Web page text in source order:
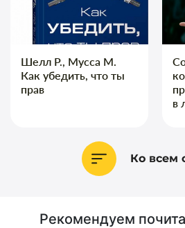
Шелл Р., Мусса М.
Как убедить, что ты
прав
в
Ко всем
Рекомендуем